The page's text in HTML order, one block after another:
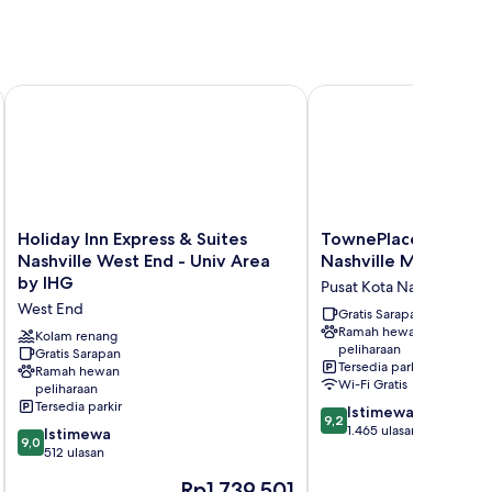
Holiday
Inn
Express
&
Suites
Nashville
West
End
Univ
Area
by
Holiday Inn Express & Suites
Nashville West End - Univ Area
by IHG
West End
Kolam renang
Gratis Sarapan
Ramah hewan
peliharaan
Tersedia parkir
9.0
dari
9,0 Istimewa
512 ulasan
Harga
Holiday Inn Express & Suites Nashville West End - Univ Area
TownePlace
Suites
Marriott
Nashville
Midtown
Pusat
Kota
Nashville
TownePlace Suites
Nashville Midtown
Pusat Kota Nashville
Gratis Sarapan
Ramah hewan
peliharaan
Tersedia parkir
Wi-Fi Gratis
9.2
dari
9,2 Istimewa
1.465 ulasan
TownePlace Suites